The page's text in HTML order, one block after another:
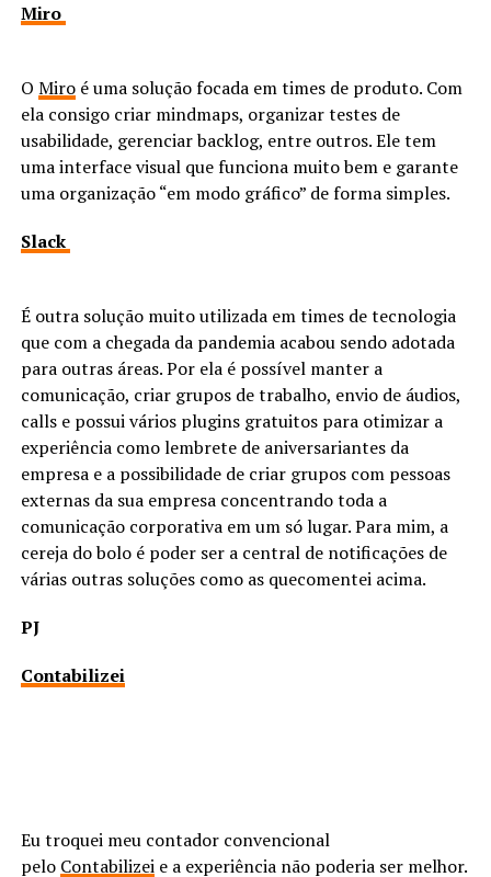
Miro
O Miroé uma solução focada em times de produto. Com
ela consigo criar mindmaps, organizar testes de
usabilidade, gerenciar backlog, entre outros. Ele tem
uma interface visual que funciona muito bem e garante
uma organização “em modo gráfico” de forma simples.
Slack
É outra solução muito utilizada em times de tecnologia
que com a chegada da pandemia acabou sendo adotada
para outras áreas. Por ela é possível manter a
comunicação, criar grupos de trabalho, envio de áudios,
calls e possui vários plugins gratuitos para otimizar a
experiência como lembrete de aniversariantes da
empresa e a possibilidade de criar grupos com pessoas
externas da sua empresa concentrando toda a
comunicação corporativa em um só lugar. Para mim, a
cereja do bolo é poder ser a central de notificações de
várias outras soluções como as quecomentei acima.
PJ
Contabilizei
Eu troquei meu contador convencional
pelo Contabilizeie a experiência não poderia ser melhor.